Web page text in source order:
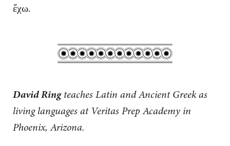
ἔχω.
David Ringteaches Latin and Ancient Greek as
living languages at Veritas Prep Academy in
Phoenix, Arizona.